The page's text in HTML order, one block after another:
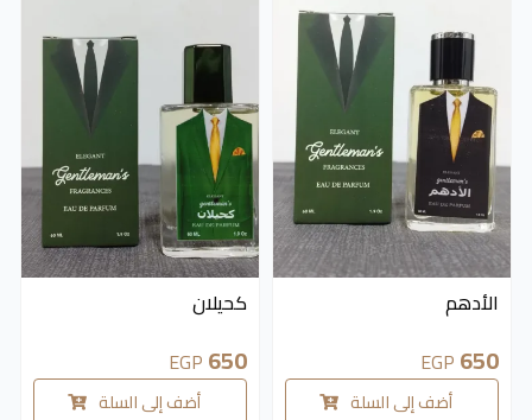
الأدهم
650
EGP
أضف إلى السلة
كحيلان
650
EGP
أضف إلى السلة